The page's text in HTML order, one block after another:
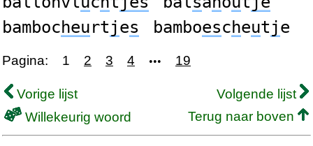
bambocheurtjes bamboescheutje
Pagina: 1 2 3 4 ••• 19
Vorige lijst
Volgende lijst
Willekeurig woord
Terug naar boven